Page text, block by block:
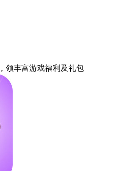
，领丰富游戏福利 及礼包